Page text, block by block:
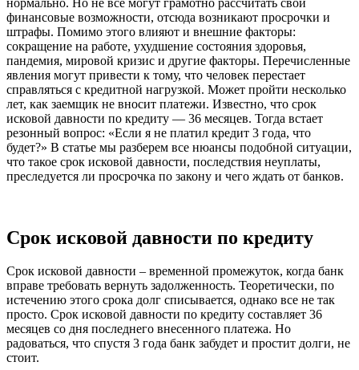
финансовые возможности, отсюда возникают просрочки и
штрафы. Помимо этого влияют и внешние факторы:
сокращение на работе, ухудшение состояния здоровья,
пандемия, мировой кризис и другие факторы. Перечисленные
явления могут привести к тому, что человек перестает
справляться с кредитной нагрузкой. Может пройти несколько
лет, как заемщик не вносит платежи. Известно, что срок
исковой давности по кредиту — 36 месяцев. Тогда встает
резонный вопрос: «Если я не платил кредит 3 года, что
будет?» В статье мы разберем все нюансы подобной ситуации,
что такое срок исковой давности, последствия неуплаты,
преследуется ли просрочка по закону и чего ждать от банков.
Срок исковой давности по кредиту
Срок исковой давности – временной промежуток, когда банк
вправе требовать вернуть задолженность. Теоретически, по
истечению этого срока долг списывается, однако все не так
просто. Срок исковой давности по кредиту составляет 36
месяцев со дня последнего внесенного платежа. Но
радоваться, что спустя 3 года банк забудет и простит долги, не
стоит.